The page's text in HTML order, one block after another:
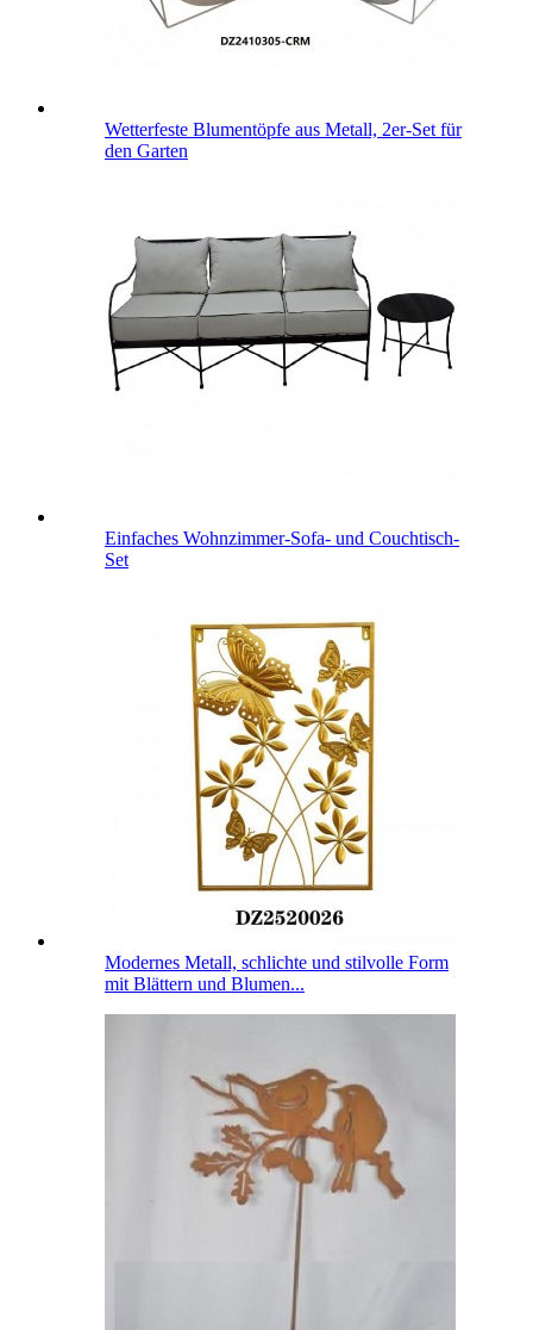
Wetterfeste Blumentöpfe aus Metall, 2er-Set für
den Garten
Einfaches Wohnzimmer-Sofa- und Couchtisch-
Set
Modernes Metall, schlichte und stilvolle Form
mit Blättern und Blumen...